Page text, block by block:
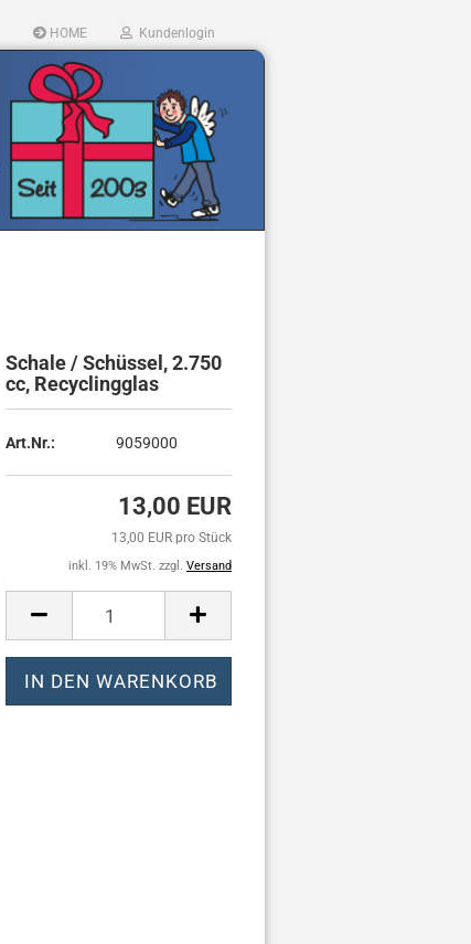
HOME Kundenlogin
Schale / Schüssel, 2.750
cc, Recyclingglas
Art.Nr.: 9059000
13,00 EUR
13,00 EUR pro Stück
inkl. 19% MwSt. zzgl. Versand